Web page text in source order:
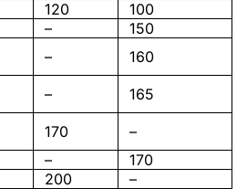
120
100
–
150
–
160
–
165
170
–
–
170
200 –